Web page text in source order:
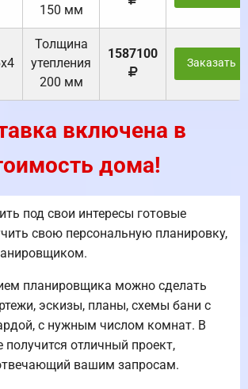
150 мм
Толщина
утепления
200 мм
1587100
Заказать
включена в
дома!
под свои интересы готовые
свою персональную планировку,
планировщика можно сделать
эскизы, планы, схемы бани с
с нужным числом комнат. В
получится отличный проект,
вашим запросам.